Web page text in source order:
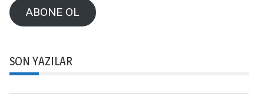
AdresiABONE OL
SON YAZILAR